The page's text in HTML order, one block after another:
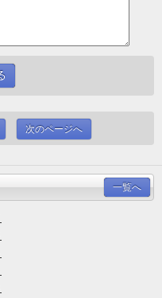
次のページへ
一覧へ